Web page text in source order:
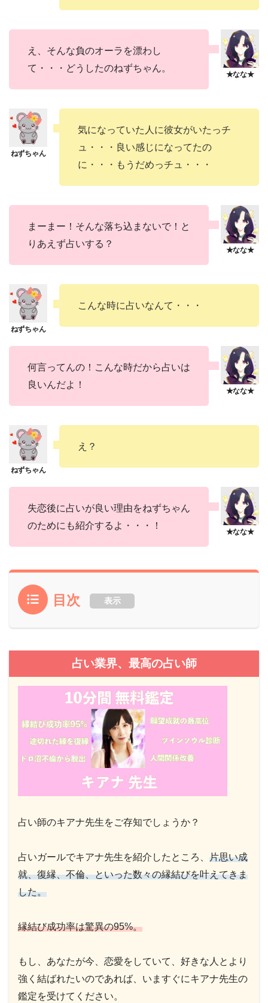
え、そんな負のオーラを漂わし
て・・・どうしたのねずちゃん。
気になっていた人に彼女がいたっチ
ュ・・・良い感じになってたの
に・・・もうだめっチュ・・・
まーまー！そんな落ち込まないで！と
りあえず占いする？
こんな時に占いなんて・・・
何言ってんの！こんな時だから占いは
良いんだよ！
え？
失恋後に占いが良い理由をねずちゃん
のためにも紹介するよ・・・！
目次 表示
占い業界、最高の占い師
占い師のキアナ先生をご存知でしょうか？
占いガールでキアナ先生を紹介したところ、 片思い成
就、復縁、不倫、といった数々の縁結びを叶えてきま
した。
縁結び成功率は驚異の95%。
もし、あなたが今、恋愛をしていて、好きな人とより
強く結ばれたいのであれば、いますぐにキアナ先生の
鑑定を受けてください。